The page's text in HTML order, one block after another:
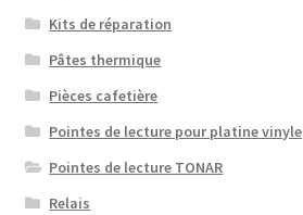
Kits de réparation
Pâtes thermique
Pièces cafetière
Pointes de lecture pour platine vinyle
Pointes de lecture TONAR
Relais